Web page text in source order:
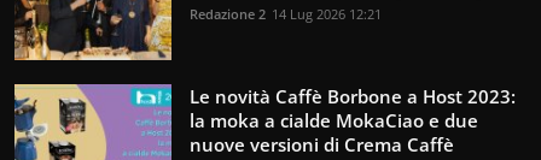
Redazione 2 14 Lug 2026 12:21
Le novità Caffè Borbone a Host 2023:
la moka a cialde MokaCiao e due
nuove versioni di Crema Caffè